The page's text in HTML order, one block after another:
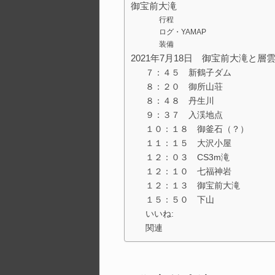
御宝前大滝
行程
ログ・YAMAP
装備
2021年7月18日 御宝前大滝と層
７：４５ 新鶴子ダム
８：２０ 御所山荘
８：４８ 丹生川
９：３７ 入渓地点
１０：１８ 御釜石（？）
１１：１５ 大沢小屋
１２：０３ CS3m滝
１２：１０ 七福神岩
１２：１３ 御宝前大滝
１５：５０ 下山
いいね:
関連